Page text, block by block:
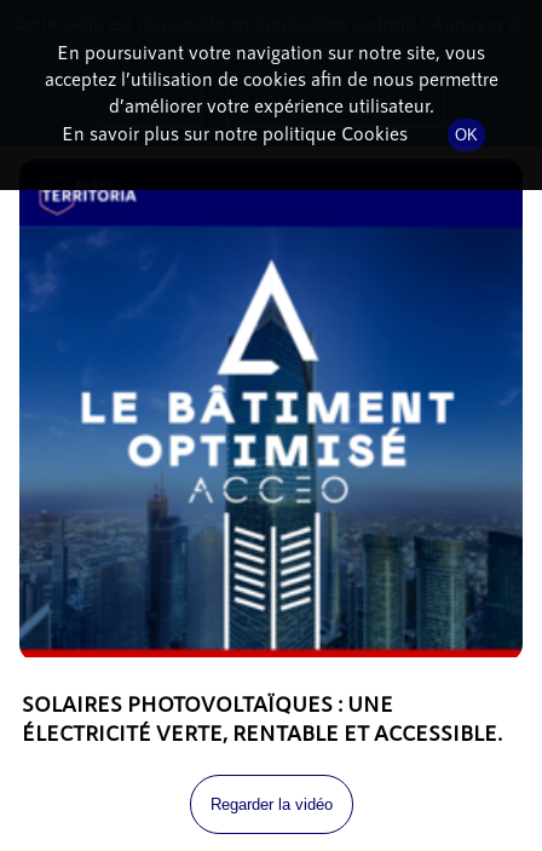
DÉTAILS DE L'ÉPISODE
21 février 2023à 13h02, durée : 28 minutes
SOLAIRES PHOTOVOLTAÏQUES : UNE
ÉLECTRICITÉ VERTE, RENTABLE ET ACCESSIBLE.
Regarder la vidéo
En poursuivant votre navigation sur notre site, vous
acceptez l’utilisation de cookies afin de nous permettre
d’améliorer votre expérience utilisateur.
En savoir plus sur notre politique Cookies
OK
dessous pour l'installer.
Non merci Télécharger l'application